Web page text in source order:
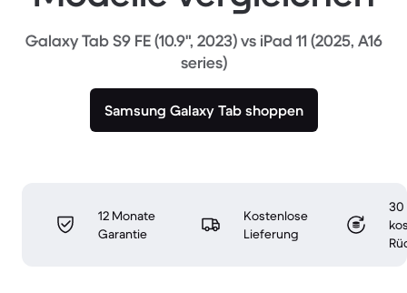
Galaxy Tab S9 FE (10.9", 2023) vs iPad 11 (2025, A16
series)
Samsung Galaxy Tab shoppen
12 Monate
Garantie
Kostenlose
Lieferung
30